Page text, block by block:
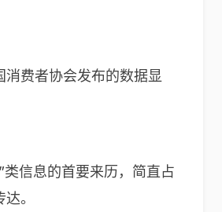
消费者协会发布的数据显
类信息的首要来历，简直占
。